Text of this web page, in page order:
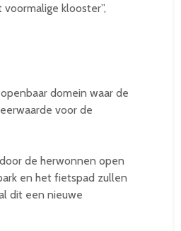
klooster”,
domein waar de
voor de
de herwonnen open
en het fietspad zullen
dit een nieuwe